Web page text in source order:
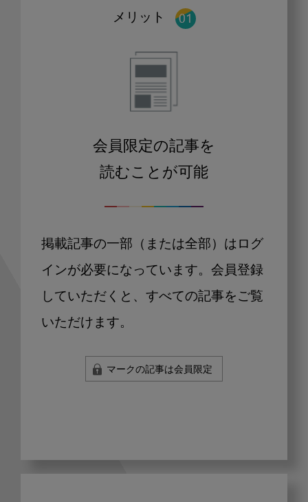
メリット
会員限定の記事を
読むことが可能
掲載記事の一部（または全部）はログ
インが必要になっています。会員登録
していただくと、すべての記事をご覧
いただけます。
マークの記事は会員限定